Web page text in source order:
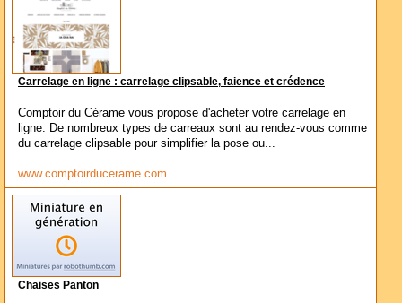
Carrelage en ligne : carrelage clipsable, faience et crédence
Comptoir du Cérame vous propose d'acheter votre carrelage en
ligne. De nombreux types de carreaux sont au rendez-vous comme
du carrelage clipsable pour simplifier la pose ou...
www.comptoirducerame.com
Chaises Panton